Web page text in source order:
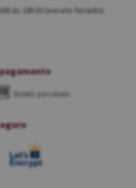
às 18h30 (exceto feriado).
Boleto parcelado